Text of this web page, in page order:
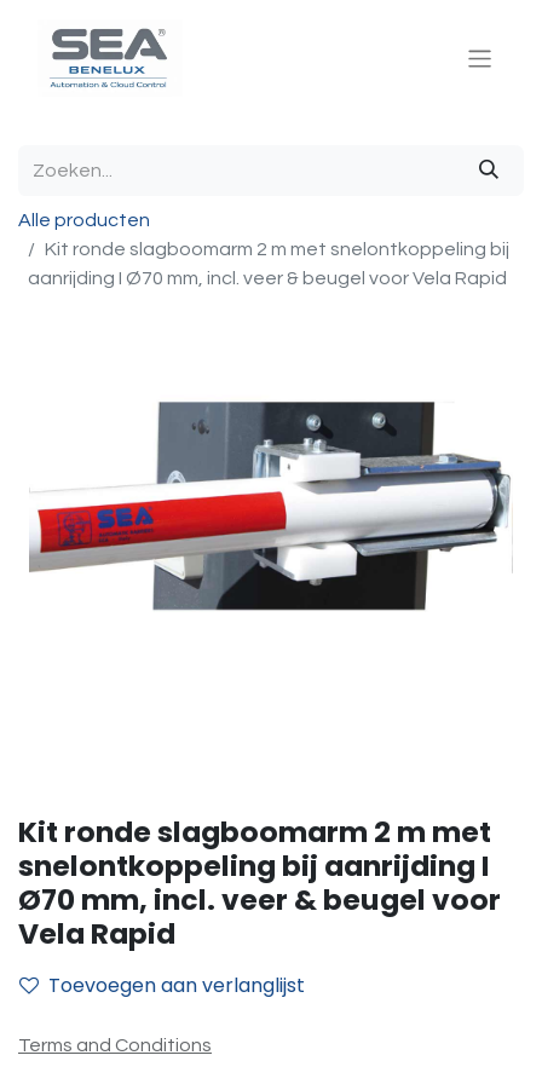
Alle producten
Kit ronde slagboomarm 2 m met snelontkoppeling bij
aanrijding I Ø70 mm, incl. veer & beugel voor Vela Rapid
Kit ronde slagboomarm 2 m met
snelontkoppeling bij aanrijding I
Ø70 mm, incl. veer & beugel voor
Vela Rapid
Toevoegen aan verlanglijst
Terms and Conditions